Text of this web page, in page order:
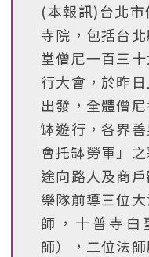
(本報訊)台北
寺院，包括台
堂僧尼一百三
行大會，於昨
出發，全體僧
缽遊行，各界
會托缽勞軍」
途向路人及商
樂隊前導三位
師，十普寺白
師），二位法